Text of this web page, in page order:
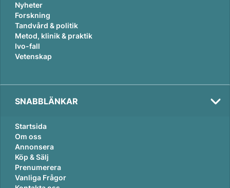
Nyheter
Forskning
Tandvård & politik
Metod, klinik & praktik
Ivo-fall
Vetenskap
SNABBLÄNKAR
Startsida
Om oss
Annonsera
Köp & Sälj
Prenumerera
Vanliga Frågor